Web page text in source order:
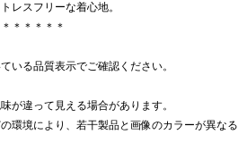
レスフリーな着心地。
＊＊＊＊＊
いる品質表示でご確認ください。
が違って見える場合があります。
環境により、若干製品と画像のカラーが異なる